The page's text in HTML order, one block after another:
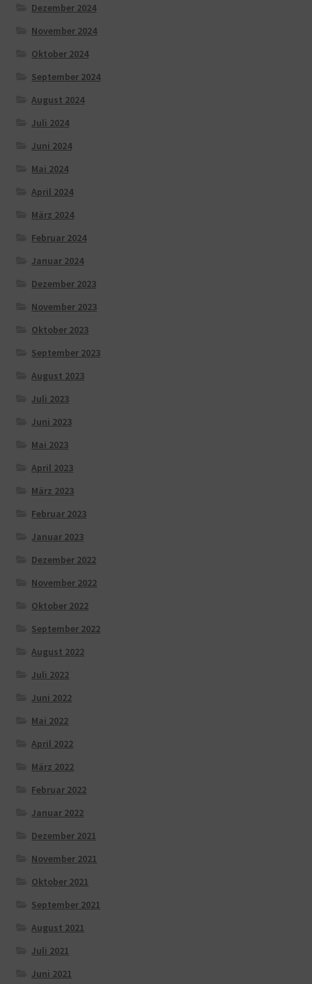
Dezember 2024
November 2024
Oktober 2024
September 2024
August 2024
Juli 2024
Juni 2024
Mai 2024
April 2024
März 2024
Februar 2024
Januar 2024
Dezember 2023
November 2023
Oktober 2023
September 2023
August 2023
Juli 2023
Juni 2023
Mai 2023
April 2023
März 2023
Februar 2023
Januar 2023
Dezember 2022
November 2022
Oktober 2022
September 2022
August 2022
Juli 2022
Juni 2022
Mai 2022
April 2022
März 2022
Februar 2022
Januar 2022
Dezember 2021
November 2021
Oktober 2021
September 2021
August 2021
Juli 2021
Juni 2021